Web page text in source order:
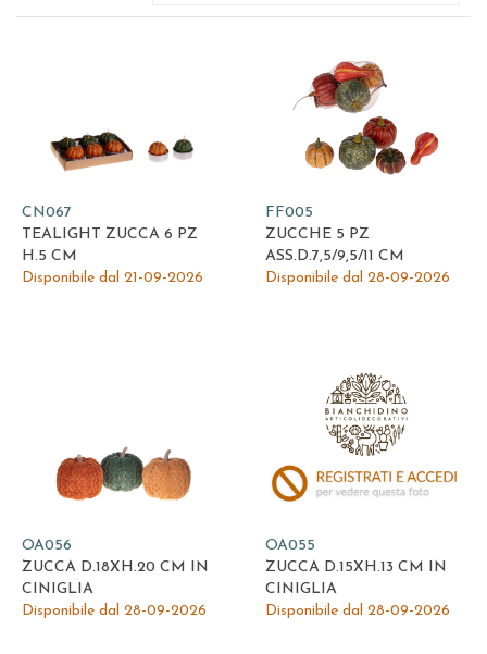
CN067
TEALIGHT ZUCCA 6 PZ
H.5 CM
Disponibile dal 21-09-2026
FF005
ZUCCHE 5 PZ
ASS.D.7,5/9,5/11 CM
Disponibile dal 28-09-2026
OA056
ZUCCA D.18XH.20 CM IN
CINIGLIA
Disponibile dal 28-09-2026
OA055
ZUCCA D.15XH.13 CM IN
CINIGLIA
Disponibile dal 28-09-2026